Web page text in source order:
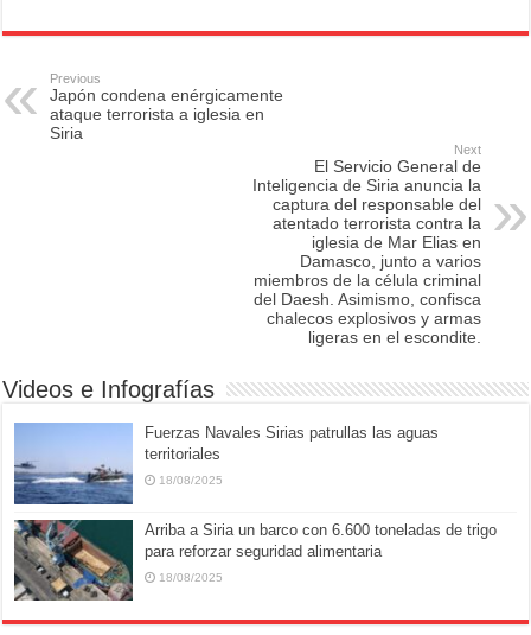
c
e
b
o
st
o
d
ail ar
e
Previous
Japón condena enérgicamente
ataque terrorista a iglesia en
Siria
Next
El Servicio General de
Inteligencia de Siria anuncia la
captura del responsable del
atentado terrorista contra la
iglesia de Mar Elias en
Damasco, junto a varios
miembros de la célula criminal
del Daesh. Asimismo, confisca
chalecos explosivos y armas
ligeras en el escondite.
Videos e Infografías
Fuerzas Navales Sirias patrullas las aguas
territoriales
18/08/2025
Arriba a Siria un barco con 6.600 toneladas de trigo
para reforzar seguridad alimentaria
18/08/2025